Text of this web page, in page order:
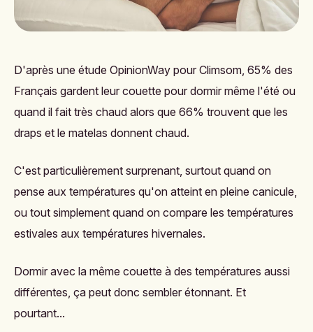
D'après une étude OpinionWay pour Climsom, 65% des
Français gardent leur couette pour dormir même l'été ou
quand il fait très chaud alors que 66% trouvent que les
draps et le matelas donnent chaud.
C'est particulièrement surprenant, surtout quand on
pense aux températures qu'on atteint en pleine canicule,
ou tout simplement quand on compare les températures
estivales aux températures hivernales.
Dormir avec la même couette à des températures aussi
différentes, ça peut donc sembler étonnant. Et
pourtant...